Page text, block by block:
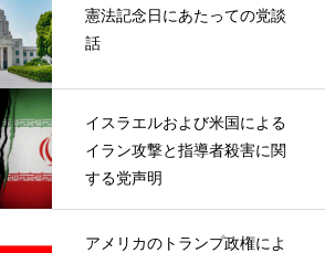
憲法記念日にあたっての党談
話
イスラエルおよび米国による
イラン攻撃と指導者殺害に関
する党声明
アメリカのトランプ政権によ